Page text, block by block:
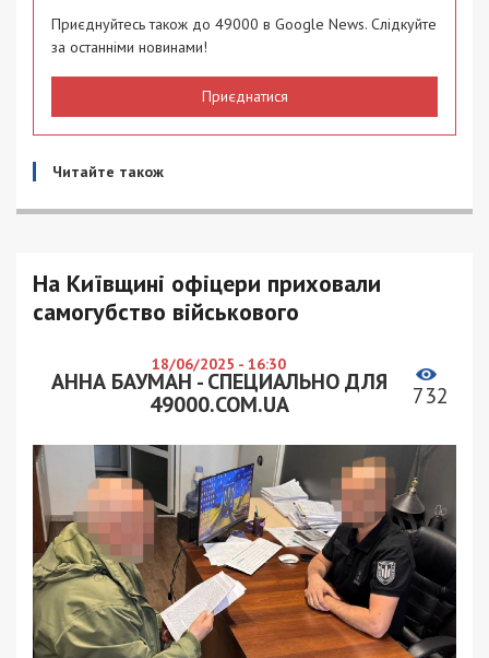
Приєднуйтесь також до 49000 в Google News. Слідкуйте
за останніми новинами!
Приєднатися
Читайте також
На Київщині офіцери приховали
самогубство військового
18/06/2025 - 16:30
АННА БАУМАН - СПЕЦИАЛЬНО ДЛЯ
49000.COM.UA
732